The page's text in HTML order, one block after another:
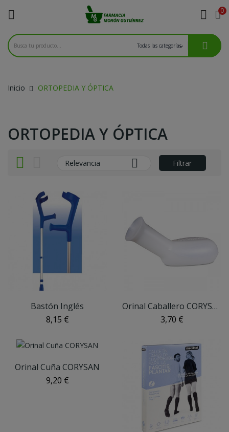
 0
Inicio ORTOPEDIA Y ÓPTICA
ORTOPEDIA Y ÓPTICA
Relevancia  Filtrar
Bastón Inglés
8,15 €
Orinal Caballero CORYSAN
3,70 €
Orinal Cuña CORYSAN
9,20 €